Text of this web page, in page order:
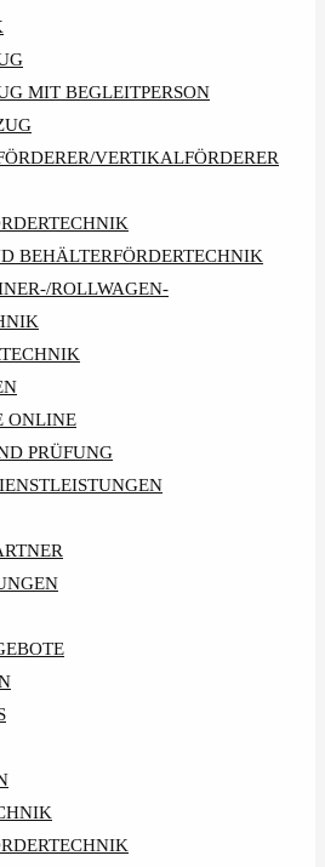
MIT BEGLEITPERSON
VERTIKALFÖRDERER
BEHÄLTERFÖRDERTECHNIK
ROLLWAGEN-
ONLINE
PRÜFUNG